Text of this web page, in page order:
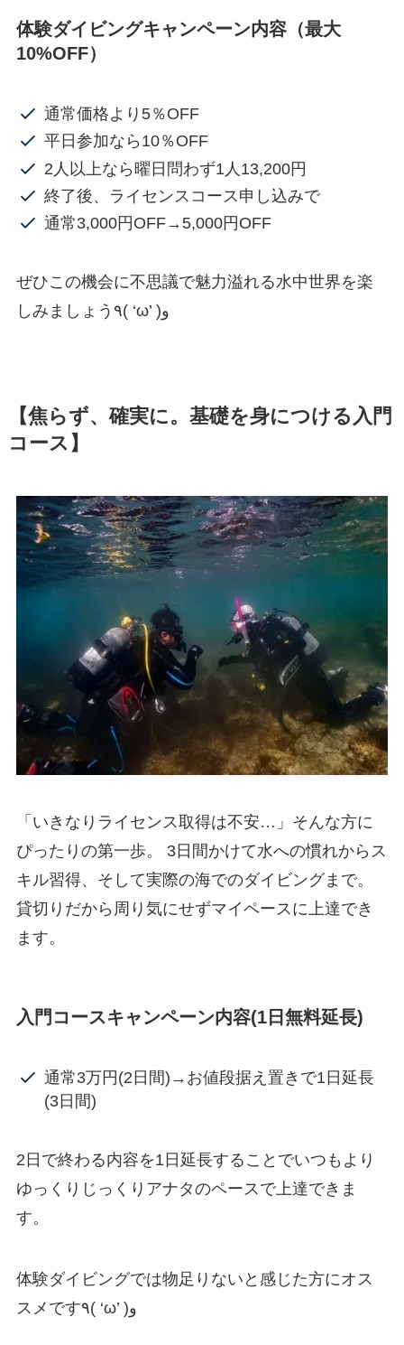
体験ダイビングキャンペーン内容（最大
10%OFF）
通常価格より5％OFF
平日参加なら10％OFF
2人以上なら曜日問わず1人13,200円
終了後、ライセンスコース申し込みで
通常3,000円OFF→5,000円OFF
ぜひこの機会に不思議で魅力溢れる水中世界を楽
しみましょう٩( ‘ω’ )و
【焦らず、確実に。基礎を身につける入門
コース】
「いきなりライセンス取得は不安…」そんな方に
ぴったりの第一歩。 3日間かけて水への慣れからス
キル習得、そして実際の海でのダイビングまで。
貸切りだから周り気にせずマイペースに上達でき
ます。
入門コースキャンペーン内容(1日無料延長)
通常3万円(2日間)→お値段据え置きで1日延長
(3日間)
2日で終わる内容を1日延長することでいつもより
ゆっくりじっくりアナタのペースで上達できま
す。
体験ダイビングでは物足りないと感じた方にオス
スメです٩( ‘ω’ )و